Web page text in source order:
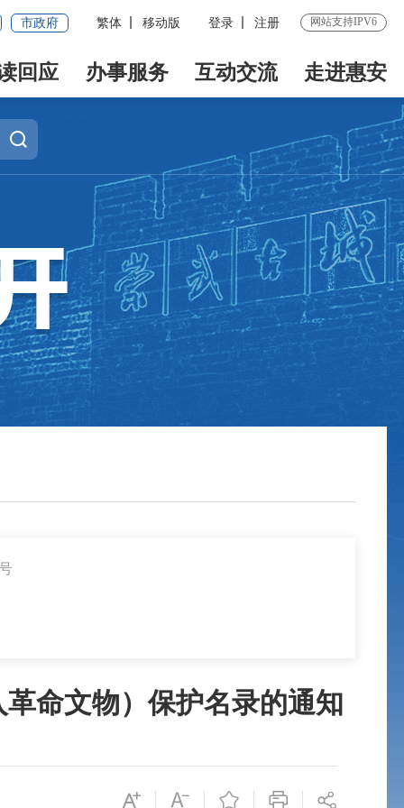
市政府 繁体 移动版 登录 注册 网站支持IPV6
回应 办事服务 互动交流 走进惠安
命文物）保护名录的通知